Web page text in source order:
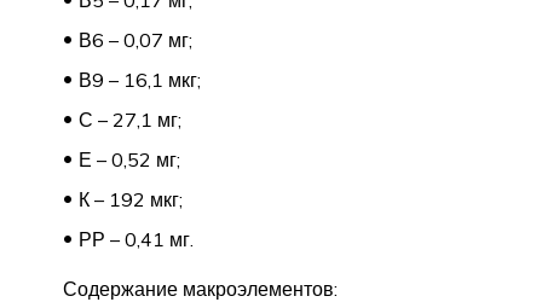
В6 – 0,07 мг;
В9 – 16,1 мкг;
С – 27,1 мг;
Е – 0,52 мг;
К – 192 мкг;
РР – 0,41 мг.
Содержание макроэлементов: